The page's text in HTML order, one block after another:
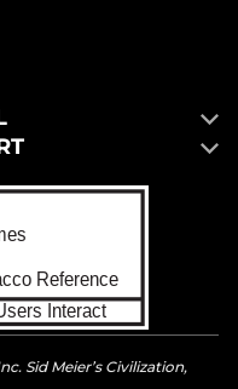
Sid Meier’s Civilization,